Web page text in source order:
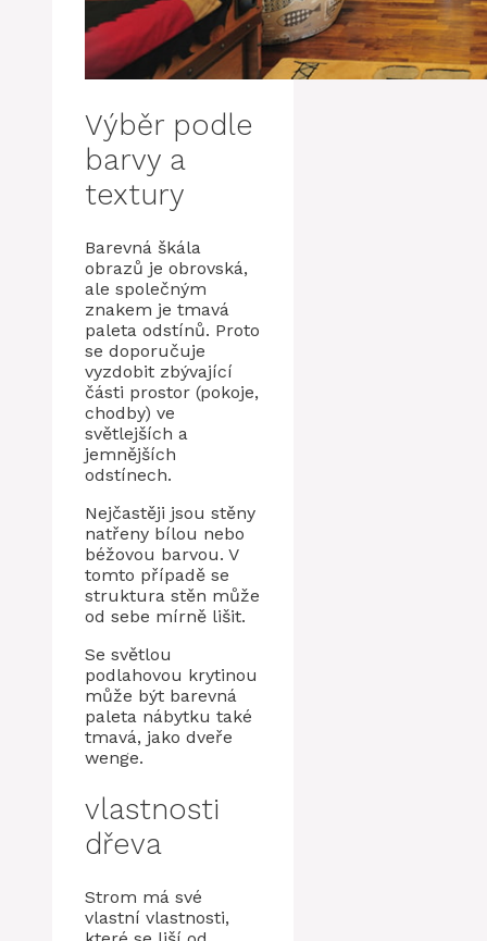
Výběr podle
barvy a
textury
Barevná škála
obrazů je obrovská,
ale společným
znakem je tmavá
paleta odstínů. Proto
se doporučuje
vyzdobit zbývající
části prostor (pokoje,
chodby) ve
světlejších a
jemnějších
odstínech.
Nejčastěji jsou stěny
natřeny bílou nebo
béžovou barvou. V
tomto případě se
struktura stěn může
od sebe mírně lišit.
Se světlou
podlahovou krytinou
může být barevná
paleta nábytku také
tmavá, jako dveře
wenge.
vlastnosti
dřeva
Strom má své
vlastní vlastnosti,